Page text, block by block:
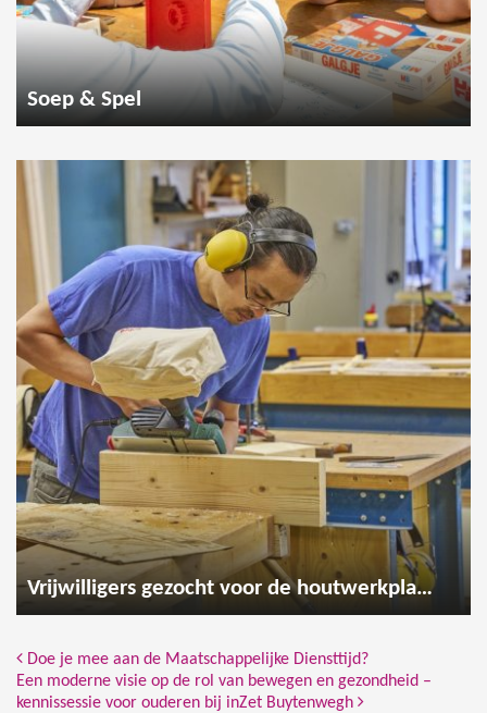
Soep & Spel
Vrijwilligers gezocht voor de houtwerkplaats
Bericht Navigatie
Doe je mee aan de Maatschappelijke Diensttijd?
Een moderne visie op de rol van bewegen en gezondheid –
kennissessie voor ouderen bij inZet Buytenwegh